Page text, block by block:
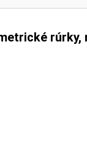
rúrky,